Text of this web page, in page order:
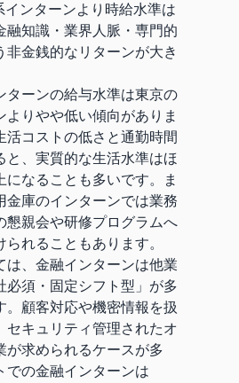
ンターンより時給水準は
融知識・業界人脈・専門的
非金銭的なリターンが大き
ターンの給与水準は東京の
よりやや低い傾向がありま
活コストの低さと通勤時間
と、実質的な生活水準はほ
なることも多いです。ま
金庫のインターンでは業務
懇親会や研修プログラムへ
れることもあります。
は、金融インターンは他業
必須・固定シフト型」が多
。顧客対応や機密情報を扱
セキュリティ管理されたオ
が求められるケースが多
での金融インターンは